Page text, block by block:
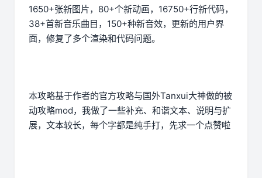
1650+张新图片，80+个新动画，16750+行新代码，
38+首新音乐曲目，150+种新音效，更新的用户界
面，修复了多个渲染和代码问题。
本攻略基于作者的官方攻略与国外Tanxui大神做的被
动攻略mod，我做了一些补充、和谐文本、说明与扩
展，文本较长，每个字都是纯手打，先求一个点赞啦